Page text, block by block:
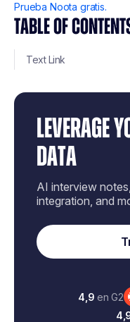
TABLE OF
Text Link
LEVERAGE
DATA
AI interview
integration, and
4,9 en G2
Prueba Noota gratis.